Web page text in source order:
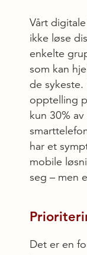
Vårt
ikke løse
enkelte
som kan
de sykeste.
opptelling
kun 30%
har et
mobile
seg – men
Det er en